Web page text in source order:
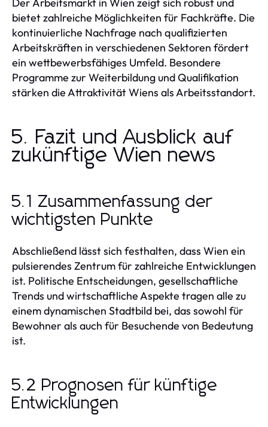
Der Arbeitsmarkt in Wien zeigt sich robust und
bietet zahlreiche Möglichkeiten für Fachkräfte. Die
kontinuierliche Nachfrage nach qualifizierten
Arbeitskräften in verschiedenen Sektoren fördert
ein wettbewerbsfähiges Umfeld. Besondere
Programme zur Weiterbildung und Qualifikation
stärken die Attraktivität Wiens als Arbeitsstandort.
5. Fazit und Ausblick auf
zukünftige Wien news
5.1 Zusammenfassung der
wichtigsten Punkte
Abschließend lässt sich festhalten, dass Wien ein
pulsierendes Zentrum für zahlreiche Entwicklungen
ist. Politische Entscheidungen, gesellschaftliche
Trends und wirtschaftliche Aspekte tragen alle zu
einem dynamischen Stadtbild bei, das sowohl für
Bewohner als auch für Besuchende von Bedeutung
ist.
5.2 Prognosen für künftige
Entwicklungen